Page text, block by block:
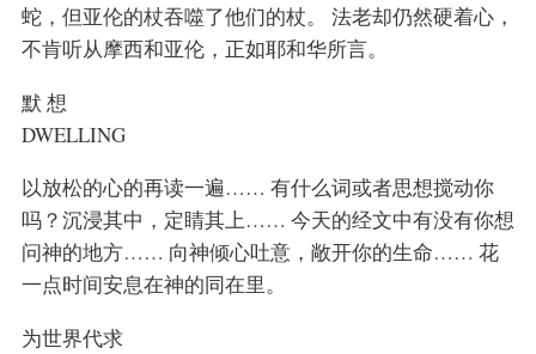
蛇，但亚伦的杖吞噬了他们的杖。 法老却仍然硬着心，
不肯听从摩西和亚伦，正如耶和华所言。
默 想
DWELLING
以放松的心的再读一遍…… 有什么词或者思想搅动你
吗？沉浸其中，定睛其上…… 今天的经文中有没有你想
问神的地方…… 向神倾心吐意，敞开你的生命…… 花
一点时间安息在神的同在里。
为世界代求